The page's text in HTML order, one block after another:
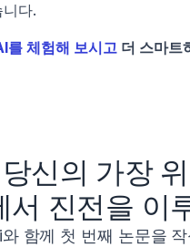
다.
를 체험해 보시고 더 스마트
신의 가장
서 진전을 이
함께 첫 번째 논문을